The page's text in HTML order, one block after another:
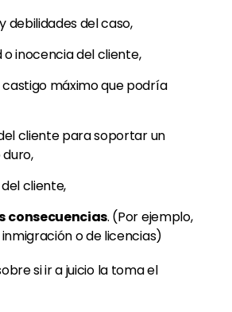
debilidades del caso,
o inocencia del cliente,
máximo que podría
cliente para soportar un
cliente,
consecuencias. (Por ejemplo,
o de licencias)
si ir a juicio la toma el